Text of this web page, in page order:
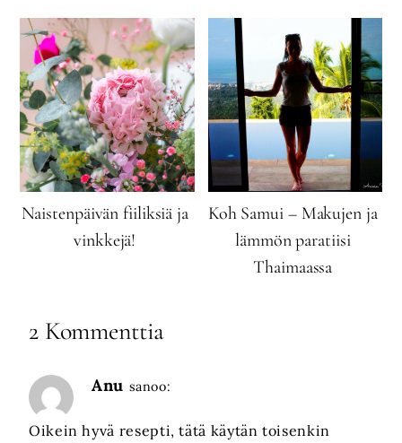
Naistenpäivän fiiliksiä ja
vinkkejä!
Koh Samui – Makujen ja
lämmön paratiisi
Thaimaassa
2 Kommenttia
Anu sanoo:
Oikein hyvä resepti, tätä käytän toisenkin